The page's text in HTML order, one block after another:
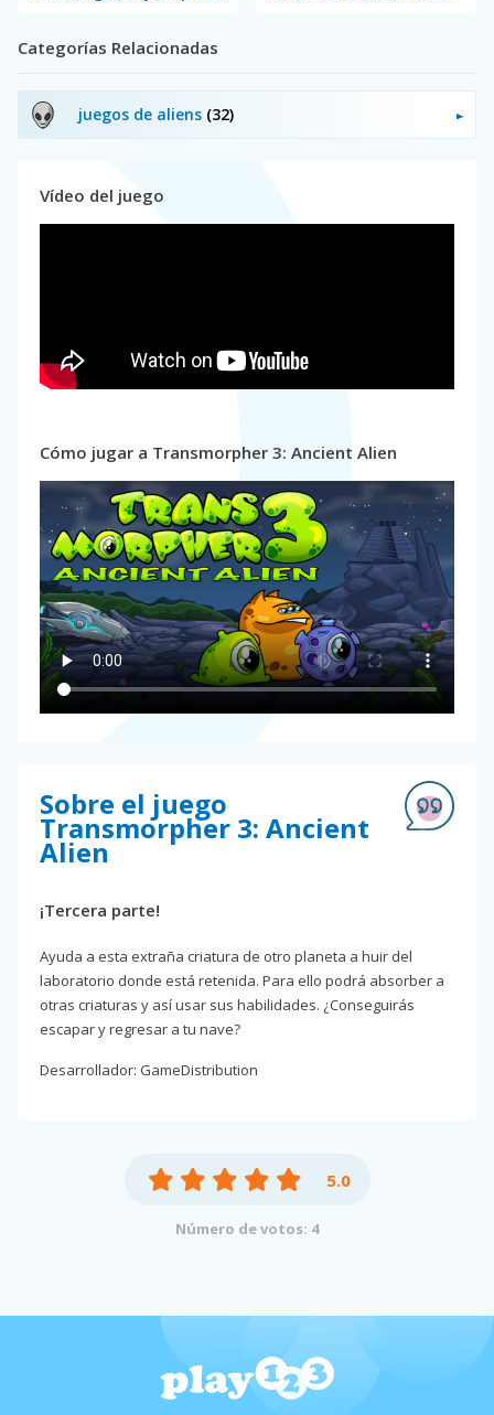
Categorías Relacionadas
juegos de aliens (32)
Vídeo del juego
Cómo jugar a Transmorpher 3: Ancient Alien
Sobre el juego
Transmorpher 3: Ancient
Alien
¡Tercera parte!
Ayuda a esta extraña criatura de otro planeta a huir del
laboratorio donde está retenida. Para ello podrá absorber a
otras criaturas y así usar sus habilidades. ¿Conseguirás
escapar y regresar a tu nave?
Desarrollador: GameDistribution
5.0
Número de votos: 4